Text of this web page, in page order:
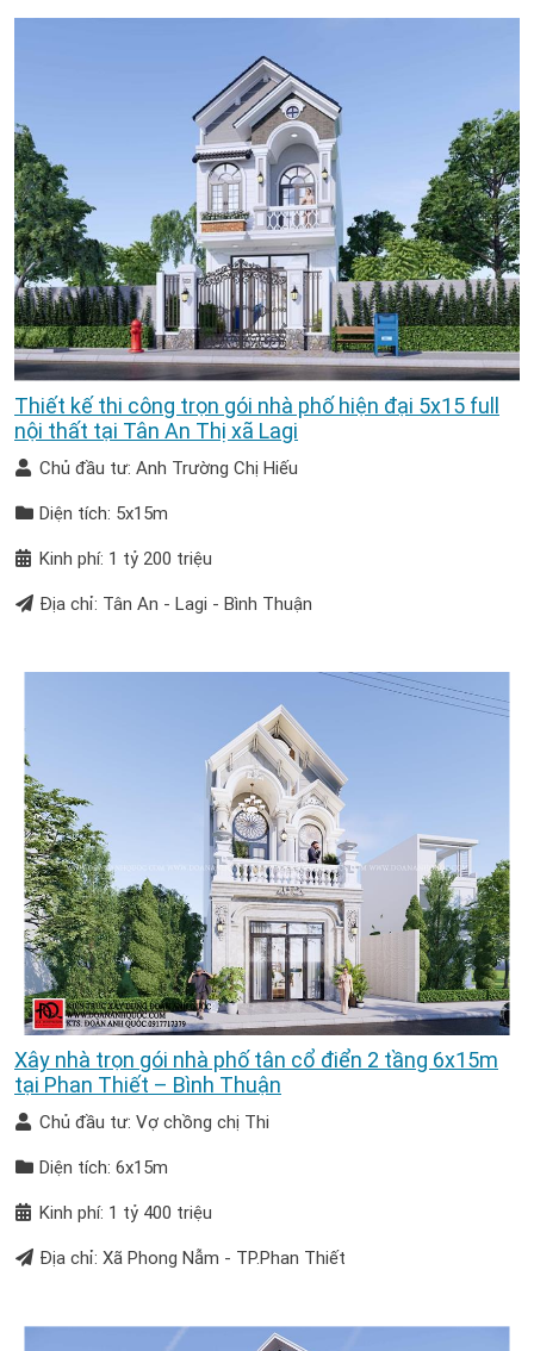
Thiết kế thi công trọn gói nhà phố hiện đại 5x15 full
nội thất tại Tân An Thị xã Lagi
Chủ đầu tư: Anh Trường Chị Hiếu
Diện tích: 5x15m
Kinh phí: 1 tỷ 200 triệu
Địa chỉ: Tân An - Lagi - Bình Thuận
Xây nhà trọn gói nhà phố tân cổ điển 2 tầng 6x15m
tại Phan Thiết – Bình Thuận
Chủ đầu tư: Vợ chồng chị Thi
Diện tích: 6x15m
Kinh phí: 1 tỷ 400 triệu
Địa chỉ: Xã Phong Nẫm - TP.Phan Thiết